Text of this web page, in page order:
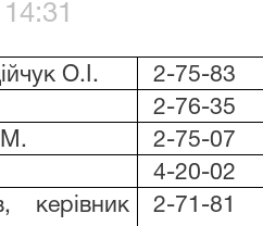
О.І.
2-75-83
2-76-35
2-75-07
4-20-02
керівник
2-71-81